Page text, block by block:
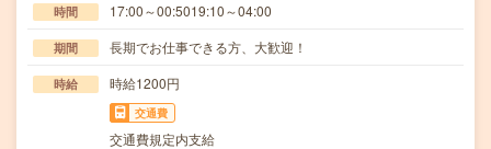
時間 17:00～00:5019:10～04:00
期間 長期でお仕事できる方、大歓迎！
時給 時給1200円
交通費
交通費規定内支給